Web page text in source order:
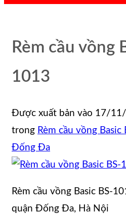
Rèm cầu vồng
1013
Được xuất bản vào 17/
trong Rèm cầu vồng
Đống Đa
Rèm cầu vồng Basic BS-
quận Đống Đa, Hà Nội